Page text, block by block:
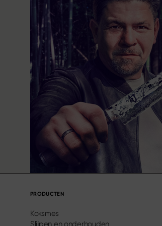
PRODUCTEN
Koksmes
Slijpen en onderhouden